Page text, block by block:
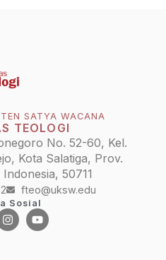
SATYA WACANA
TEOLOGI
No. 52-60, Kel.
Kota Salatiga, Prov.
50711
fteo@uksw.edu
Sosial